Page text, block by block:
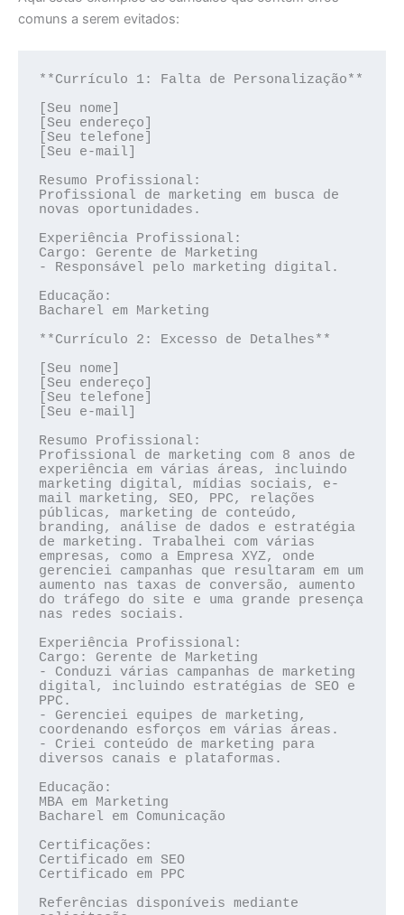
comuns a serem evitados:
**Currículo 1: Falta de Personalização**
[Seu nome]
[Seu endereço]
[Seu telefone]
[Seu e-mail]
Resumo Profissional:
Profissional de marketing em busca de
novas oportunidades.
Experiência Profissional:
Cargo: Gerente de Marketing
- Responsável pelo marketing digital.
Educação:
Bacharel em Marketing
**Currículo 2: Excesso de Detalhes**
[Seu nome]
[Seu endereço]
[Seu telefone]
[Seu e-mail]
Resumo Profissional:
Profissional de marketing com 8 anos de
experiência em várias áreas, incluindo
marketing digital, mídias sociais, e-
mail marketing, SEO, PPC, relações
públicas, marketing de conteúdo,
branding, análise de dados e estratégia
de marketing. Trabalhei com várias
empresas, como a Empresa XYZ, onde
gerenciei campanhas que resultaram em um
aumento nas taxas de conversão, aumento
do tráfego do site e uma grande presença
nas redes sociais.
Experiência Profissional:
Cargo: Gerente de Marketing
- Conduzi várias campanhas de marketing
digital, incluindo estratégias de SEO e
PPC.
- Gerenciei equipes de marketing,
coordenando esforços em várias áreas.
- Criei conteúdo de marketing para
diversos canais e plataformas.
Educação:
MBA em Marketing
Bacharel em Comunicação
Certificações:
Certificado em SEO
Certificado em PPC
Referências disponíveis mediante